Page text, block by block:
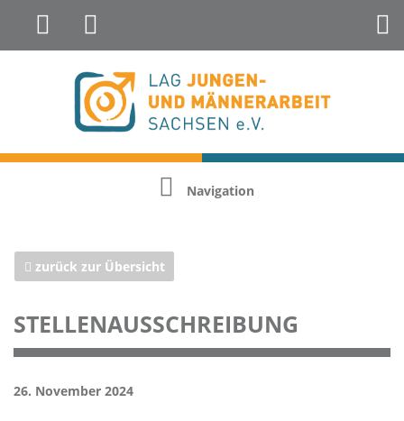
Geschlechterreflexion
Navigation
zurück zur Übersicht
STELLENAUSSCHREIBUNG
26. November 2024